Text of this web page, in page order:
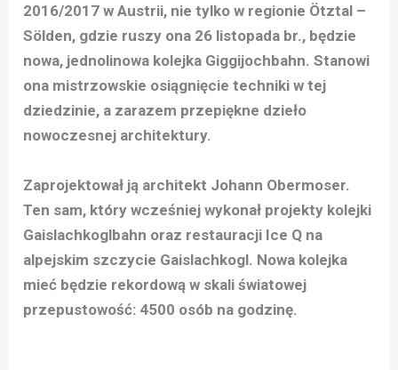
2016/2017 w Austrii, nie tylko w regionie Ötztal –
Sölden, gdzie ruszy ona 26 listopada br., będzie
nowa, jednolinowa kolejka Giggijochbahn. Stanowi
ona mistrzowskie osiągnięcie techniki w tej
dziedzinie, a zarazem przepiękne dzieło
nowoczesnej architektury.
Zaprojektował ją architekt Johann Obermoser.
Ten sam, który wcześniej wykonał projekty kolejki
Gaislachkoglbahn oraz restauracji Ice Q na
alpejskim szczycie Gaislachkogl. Nowa kolejka
mieć będzie rekordową w skali światowej
przepustowość: 4500 osób na godzinę.